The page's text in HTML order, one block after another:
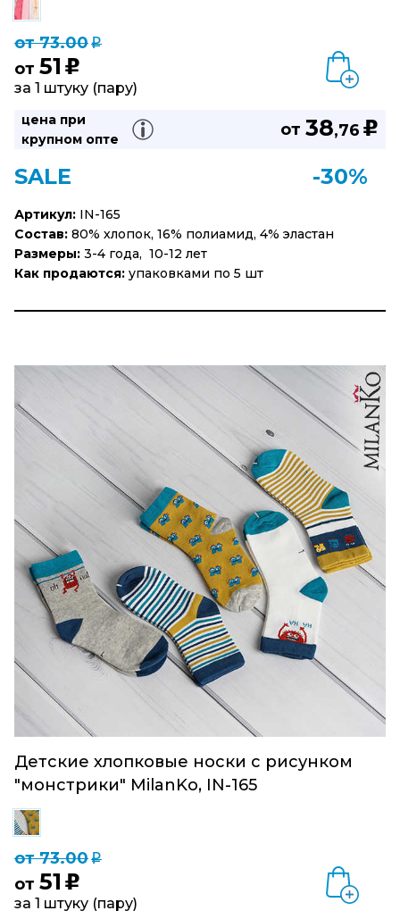
от 73.00q
от 51 u
за 1 штуку (пару)
цена при
крупном опте
от 38,76 u
SALE -30%
Артикул: IN-165
Состав: 80% хлопок, 16% полиамид, 4% эластан
Размеры: 3-4 года, 10-12 лет
Как продаются: упаковками по 5 шт
Детские хлопковые носки с рисунком
"монстрики" MilanKo, IN-165
от 73.00q
от 51 u
за 1 штуку (пару)